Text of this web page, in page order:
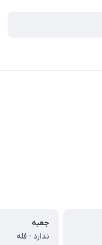
جعبه
ندارد - فله